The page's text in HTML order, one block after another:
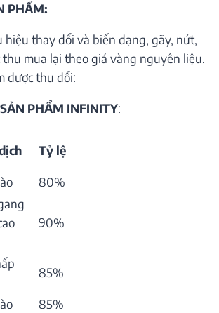
PHẨM:
hiệu thay đổi và biến dạng, gãy, nứt,
mua lại theo giá vàng nguyên liệu.
được thu đổi:
PHẨM INFINITY:
Tỷ lệ
80%
90%
85%
85%